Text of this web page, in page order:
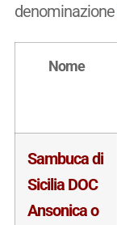
denominazione
Nome
Sambuca di
Sicilia DOC
Ansonica o